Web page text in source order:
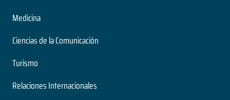
Medicina
Ciencias de la Comunicación
Turismo
Relaciones Internacionales